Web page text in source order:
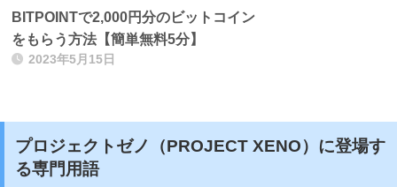
BITPOINTで2,000円分のビットコイン
をもらう方法【簡単無料5分】
2023年5月15日
プロジェクトゼノ（PROJECT XENO）に登場す
る専門用語